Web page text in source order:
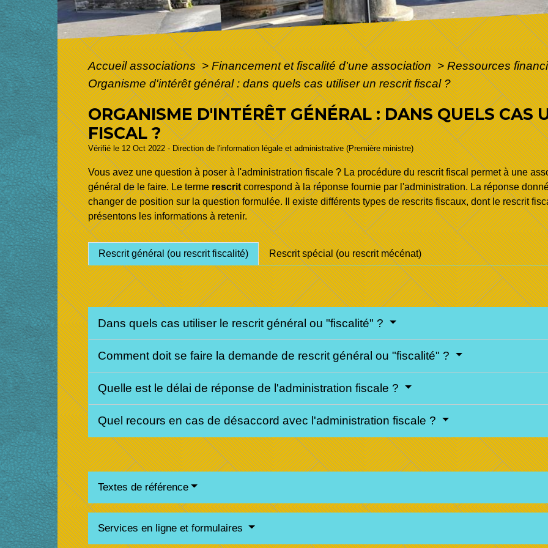
Accueil associations> Financement et fiscalité d'une association> Ressources
Organisme d'intérêt général : dans quels cas utiliser un rescrit fiscal ?
ORGANISME D'INTÉRÊT GÉNÉRAL : DANS QUELS CAS
FISCAL ?
Vérifié le 12 Oct 2022 - Direction de l'information légale et administrative (Première ministre)
Vous avez une question à poser à l'administration fiscale ? La procédure du rescrit fiscal permet à une
général de le faire. Le termerescritcorrespond à la réponse fournie par l'administration. La réponse
changer de position sur la question formulée. Il existe différents types de rescrits fiscaux, dont le rescrit
présentons les informations à retenir.
Rescrit général (ou rescrit fiscalité) Rescrit spécial (ou rescrit mécénat)
Dans quels cas utiliser le rescrit général ou "fiscalité" ?
Comment doit se faire la demande de rescrit général ou "fiscalité" ?
Quelle est le délai de réponse de l'administration fiscale ?
Quel recours en cas de désaccord avec l'administration fiscale ?
Textes de référence
Services en ligne et formulaires